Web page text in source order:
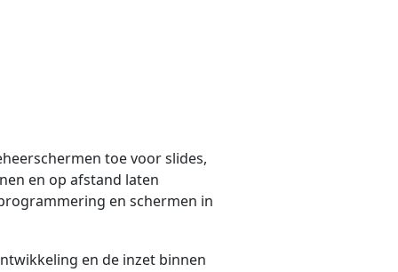
toe voor slides,
en op afstand laten
en schermen in
en de inzet binnen